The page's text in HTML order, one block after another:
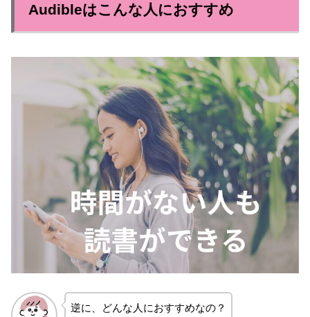
Audibleはこんな人におすすめ
逆に、どんな人におすすめなの？